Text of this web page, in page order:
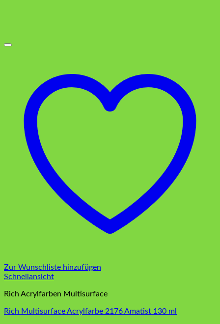
Zur Wunschliste hinzufügen
Schnellansicht
Rich Acrylfarben Multisurface
Rich Multisurface Acrylfarbe 2176 Amatist 130 ml